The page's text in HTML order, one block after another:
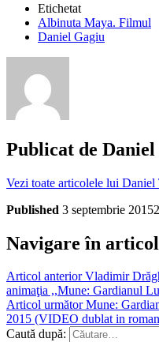
Etichetat
Albinuta Maya. Filmul
Daniel Gagiu
Publicat de Daniel
Vezi toate articolele lui Daniel
Published 3 septembrie 2015
Navigare în
Articol anteriorVladimir
animaţia ,,Mune: Gardianul
Articol următorMune:
2015 (VIDEO dublat in
Caută după: